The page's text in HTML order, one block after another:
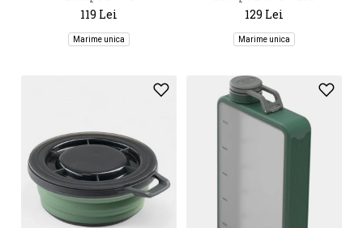
119 Lei
Marime unica
129 Lei
Marime unica